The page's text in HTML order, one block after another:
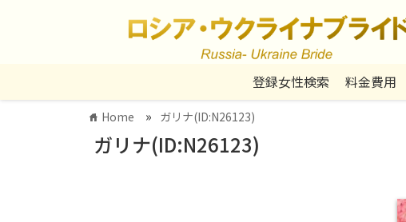
登録女性検索 料金費用
home Home » ガリナ(ID:N26123)
ガリナ(ID:N26123)